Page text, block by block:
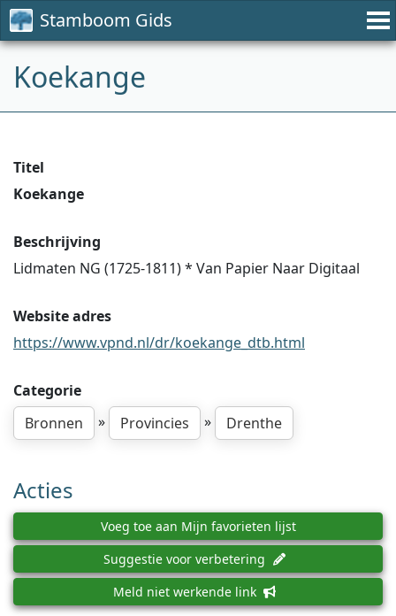
Stamboom Gids
Koekange
Titel
Koekange
Beschrijving
Lidmaten NG (1725-1811) * Van Papier Naar Digitaal
Website adres
https://www.vpnd.nl/dr/koekange_dtb.html
Categorie
Bronnen
» Provincies » Drenthe
Acties
Voeg toe aan Mijn favorieten lijst
Suggestie voor verbetering
Meld niet werkende link